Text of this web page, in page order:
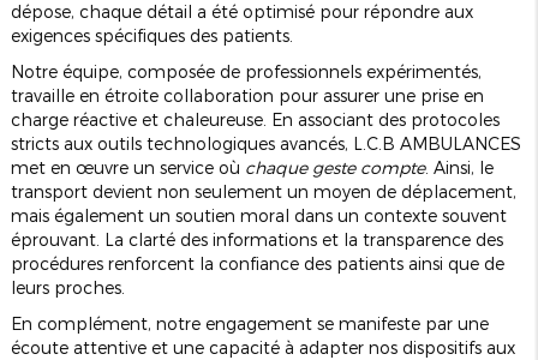
dépose, chaque détail a été optimisé pour répondre aux
exigences spécifiques des patients.
Notre équipe, composée de professionnels expérimentés,
travaille en étroite collaboration pour assurer une prise en
charge réactive et chaleureuse. En associant des protocoles
stricts aux outils technologiques avancés, L.C.B AMBULANCES
met en œuvre un service où chaque geste compte. Ainsi, le
transport devient non seulement un moyen de déplacement,
mais également un soutien moral dans un contexte souvent
éprouvant. La clarté des informations et la transparence des
procédures renforcent la confiance des patients ainsi que de
leurs proches.
En complément, notre engagement se manifeste par une
écoute attentive et une capacité à adapter nos dispositifs aux